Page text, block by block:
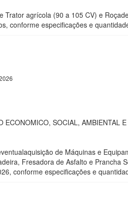
Trator agrícola (90 a 105 CV) e
conforme especificações e
ECONOMICO, SOCIAL, AMBIENTAL
de Máquinas e
Fresadora de Asfalto e Prancha
conforme especificações e